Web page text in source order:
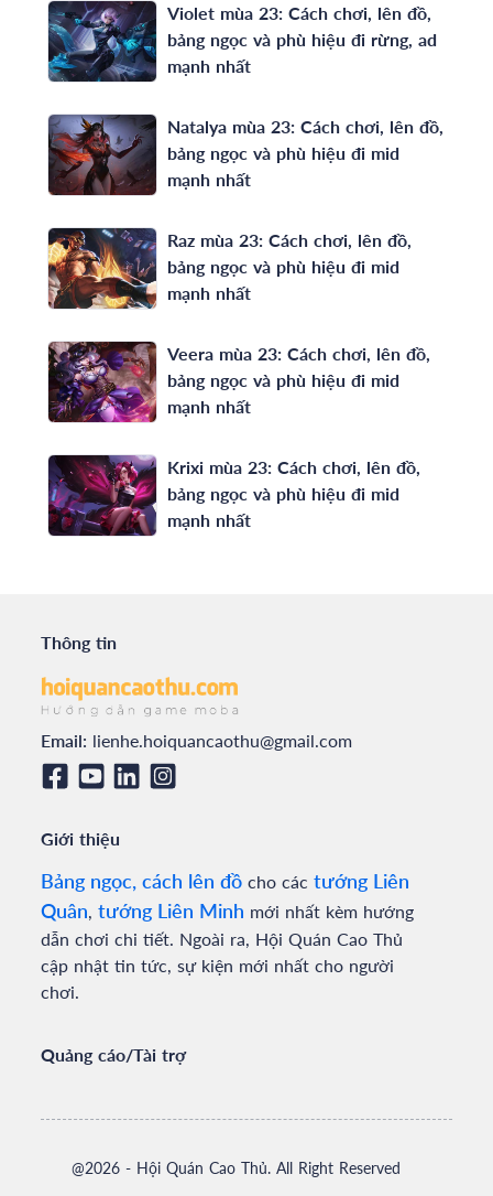
Violet mùa 23: Cách chơi, lên đồ,
bảng ngọc và phù hiệu đi rừng, ad
mạnh nhất
Natalya mùa 23: Cách chơi, lên đồ,
bảng ngọc và phù hiệu đi mid
mạnh nhất
Raz mùa 23: Cách chơi, lên đồ,
bảng ngọc và phù hiệu đi mid
mạnh nhất
Veera mùa 23: Cách chơi, lên đồ,
bảng ngọc và phù hiệu đi mid
mạnh nhất
Krixi mùa 23: Cách chơi, lên đồ,
bảng ngọc và phù hiệu đi mid
mạnh nhất
Thông tin
Email: lienhe.hoiquancaothu@gmail.com
Giới thiệu
Bảng ngọc, cách lên đồ cho các tướng Liên
Quân, tướng Liên Minh mới nhất kèm hướng
dẫn chơi chi tiết. Ngoài ra, Hội Quán Cao Thủ
cập nhật tin tức, sự kiện mới nhất cho người
chơi.
Quảng cáo/Tài trợ
@2026- Hội Quán Cao Thủ. All Right Reserved